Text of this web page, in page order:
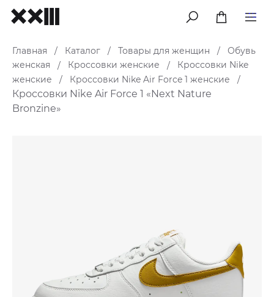
меню
Главная / Каталог / Товары для женщин /
Обувь
женская
/ Кроссовки женские /
Кроссовки Nike
женские
/ Кроссовки Nike Air Force 1 женские /
Кроссовки Nike Air Force 1 «Next Nature
Bronzine»